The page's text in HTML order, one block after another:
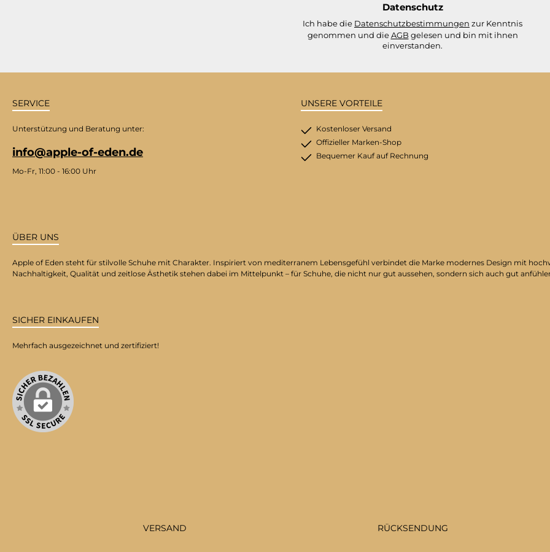
Datenschutz
Ich habe die Datenschutzbestimmungen zur Kenntnis
genommen und dieAGB gelesen und bin mit ihnen
einverstanden.
SERVICE
Unterstützung und Beratung unter:
info@apple-of-eden.de
Mo-Fr, 11:00 - 16:00 Uhr
ÜBER UNS
Apple of Eden steht für stilvolle Schuhe mit Charakter. Inspiriert von mediterranem Lebensgefühl verbindet die Marke modernes Design mit
Nachhaltigkeit, Qualität und zeitlose Ästhetik stehen dabei im Mittelpunkt – für Schuhe, die nicht nur gut aussehen, sondern sich auch gut
SICHER EINKAUFEN
Mehrfach ausgezeichnet und zertifiziert!
UNSERE VORTEILE
Kostenloser Versand
Offizieller Marken-Shop
Bequemer Kauf auf Rechnung
VERSAND RÜCKSENDUNG